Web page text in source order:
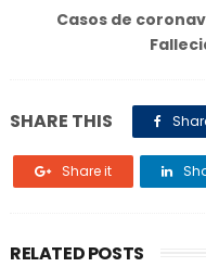
Casos de
SHARE THIS
Share it
RELATED POSTS